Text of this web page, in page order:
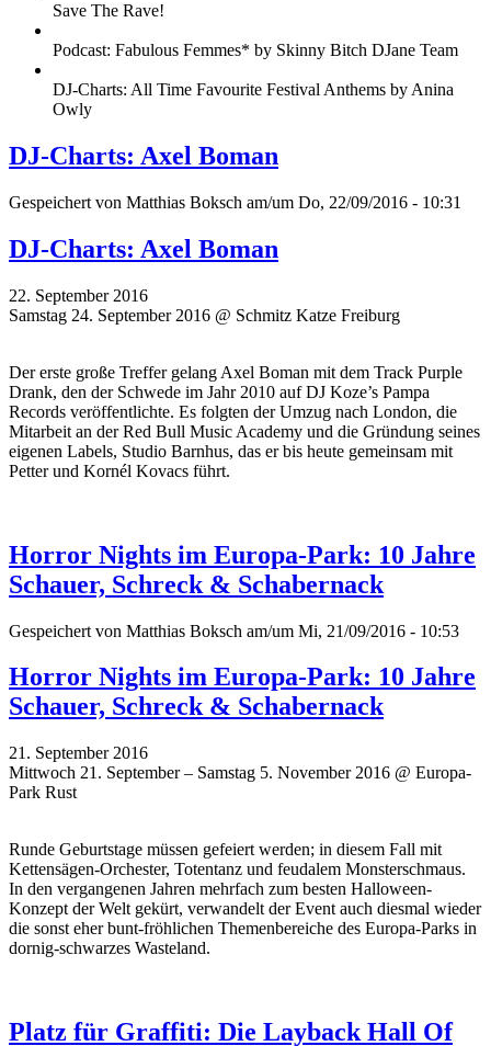
Save The Rave!
Podcast: Fabulous Femmes* by Skinny Bitch DJane Team
DJ-Charts: All Time Favourite Festival Anthems by Anina
Owly
DJ-Charts: Axel Boman
Gespeichert von Matthias Boksch am/um Do, 22/09/2016 - 10:31
DJ-Charts: Axel Boman
22. September 2016
Samstag 24. September 2016 @ Schmitz Katze Freiburg
Der erste große Treffer gelang Axel Boman mit dem Track Purple
Drank, den der Schwede im Jahr 2010 auf DJ Koze’s Pampa
Records veröffentlichte. Es folgten der Umzug nach London, die
Mitarbeit an der Red Bull Music Academy und die Gründung seines
eigenen Labels, Studio Barnhus, das er bis heute gemeinsam mit
Petter und Kornél Kovacs führt.
Horror Nights im Europa-Park: 10 Jahre
Schauer, Schreck & Schabernack
Gespeichert von Matthias Boksch am/um Mi, 21/09/2016 - 10:53
Horror Nights im Europa-Park: 10 Jahre
Schauer, Schreck & Schabernack
21. September 2016
Mittwoch 21. September – Samstag 5. November 2016 @ Europa-
Park Rust
Runde Geburtstage müssen gefeiert werden; in diesem Fall mit
Kettensägen-Orchester, Totentanz und feudalem Monsterschmaus.
In den vergangenen Jahren mehrfach zum besten Halloween-
Konzept der Welt gekürt, verwandelt der Event auch diesmal wieder
die sonst eher bunt-fröhlichen Themenbereiche des Europa-Parks in
dornig-schwarzes Wasteland.
Platz für Graffiti: Die Layback Hall Of